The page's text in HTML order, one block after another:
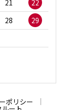
21
22
28
29
ポリシー